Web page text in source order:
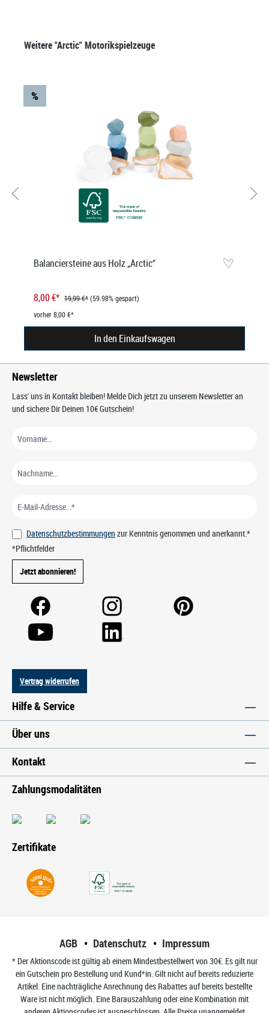
Produktgalerie überspringen
Weitere "Arctic" Motorikspielzeuge
%
Balanciersteine aus Holz „Arctic“
8,00 €* 19,99 €*(59.98% gespart)
vorher 8,00 €*
In den Einkaufswagen
Newsletter
Lass' uns in Kontakt bleiben! Melde Dich jetzt zu unserem Newsletter an
und sichere Dir Deinen 10€ Gutschein!
Datenschutzbestimmungen zur Kenntnis genommen und anerkannt.*
*Pflichtfelder
Jetzt abonnieren!
Vertrag widerrufen
Hilfe & Service
Über uns
Kontakt
Zahlungsmodalitäten
Zertifikate
AGB Datenschutz Impressum
* Der Aktionscode ist gültig ab einem Mindestbestellwert von 30€. Es gilt nur
ein Gutschein pro Bestellung und Kund*in. Gilt nicht auf bereits reduzierte
Artikel. Eine nachträgliche Anrechnung des Rabattes auf bereits bestellte
Ware ist nicht möglich. Eine Barauszahlung oder eine Kombination mit